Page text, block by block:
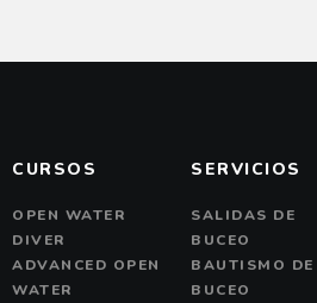
CURSOS
OPEN WATER
DIVER
ADVANCED OPEN
WATER
SERVICIOS
SALIDAS DE
BUCEO
BAUTISMO DE
BUCEO